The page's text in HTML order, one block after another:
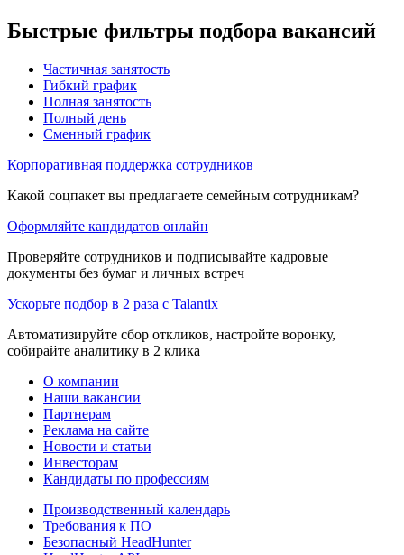
Быстрые фильтры подбора вакансий
Частичная занятость
Гибкий график
Полная занятость
Полный день
Сменный график
Корпоративная поддержка сотрудников
Какой соцпакет вы предлагаете семейным сотрудникам?
Оформляйте кандидатов онлайн
Проверяйте сотрудников и подписывайте кадровые
документы без бумаг и личных встреч
Ускорьте подбор в 2 раза с Talantix
Автоматизируйте сбор откликов, настройте воронку,
собирайте аналитику в 2 клика
О компании
Наши вакансии
Партнерам
Реклама на сайте
Новости и статьи
Инвесторам
Кандидаты по профессиям
Производственный календарь
Требования к ПО
Безопасный HeadHunter